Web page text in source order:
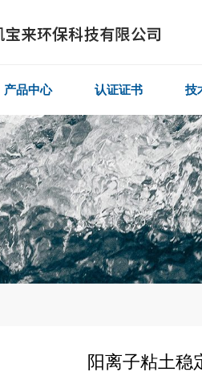
产品中心 认证证书 技
阳离子粘土稳